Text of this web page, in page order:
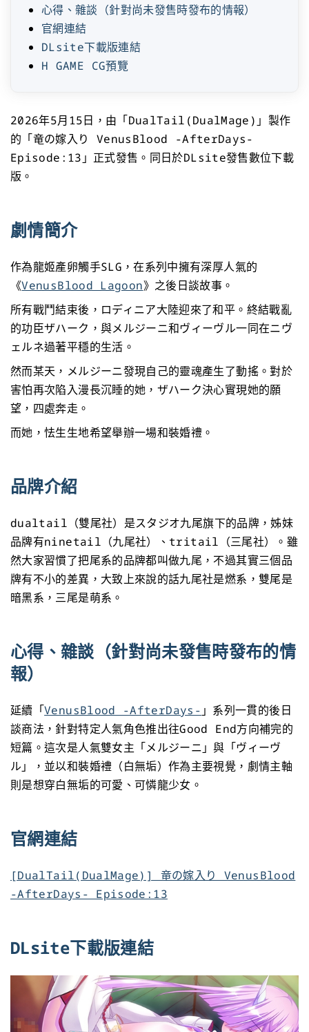
心得、雜談（針對尚未發售時發布的情報）
官網連結
DLsite下載版連結
H GAME CG預覽
2026年5月15日，由「DualTail(DualMage)」製作
的「竜の嫁入り VenusBlood -AfterDays-
Episode:13」正式發售。同日於DLsite發售數位下載
版。
劇情簡介
作為龍姬產卵觸手SLG，在系列中擁有深厚人氣的
《VenusBlood Lagoon》之後日談故事。
所有戰鬥結束後，ロディニア大陸迎來了和平。終結戰亂
的功臣ザハーク，與メルジーニ和ヴィーヴル一同在ニヴ
ェルネ過著平穩的生活。
然而某天，メルジーニ發現自己的靈魂產生了動搖。對於
害怕再次陷入漫長沉睡的她，ザハーク決心實現她的願
望，四處奔走。
而她，怯生生地希望舉辦一場和裝婚禮。
品牌介紹
dualtail（雙尾社）是スタジオ九尾旗下的品牌，姊妹
品牌有ninetail（九尾社）、tritail（三尾社）。雖
然大家習慣了把尾系的品牌都叫做九尾，不過其實三個品
牌有不小的差異，大致上來說的話九尾社是燃系，雙尾是
暗黑系，三尾是萌系。
心得、雜談（針對尚未發售時發布的情
報）
延續「VenusBlood -AfterDays- 」系列一貫的後日
談商法，針對特定人氣角色推出往Good End方向補完的
短篇。這次是人氣雙女主「メルジーニ」與「ヴィーヴ
ル」，並以和裝婚禮（白無垢）作為主要視覺，劇情主軸
則是想穿白無垢的可愛、可憐龍少女。
官網連結
[DualTail(DualMage)] 竜の嫁入り VenusBlood
-AfterDays- Episode:13
DLsite下載版連結